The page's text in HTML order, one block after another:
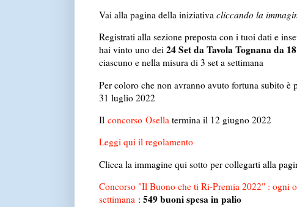
Vai alla pagina della iniziativa cliccando la
Registrati alla sezione preposta con i tuoi dati e
hai vinto uno dei 24 Set da Tavola Tognana da
ciascuno e nella misura di 3 set a settimana
Per coloro che non avranno avuto fortuna subito è
31 luglio 2022
Il concorso Osella termina il 12 giugno 2022
Leggi qui il regolamento
Clicca la immagine qui sotto per collegarti alla
Concorso "Il Buono che ti Ri-Premia 2022" : ogni
settimana: 549 buoni spesa in palio